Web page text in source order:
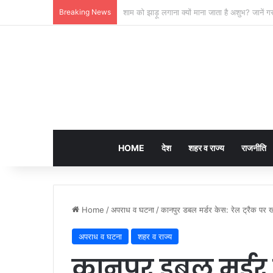
Breaking News लखनऊ की ‘समिट बिल्डिंग’ में चल रहा था 200
HOME देश शहर व राज्य राजनीति
Home /अपराध व घटना /कानपुर डबल मर्डर केस: रेल ट्रैक पर
अपराध व घटना शहर व राज्य